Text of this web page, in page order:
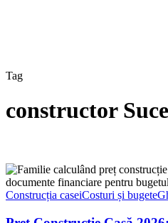
Tag
constructor
Preț
Construcție
Casă
Cât
Construcția caseiCosturi și bugete